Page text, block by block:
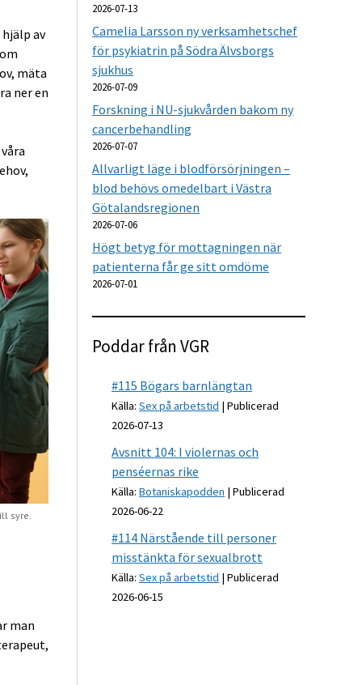
av
mäta
ner en
syre.
man
2026-07-13
Camelia Larsson ny verksamhetschef
för psykiatrin på Södra Älvsborgs
sjukhus
2026-07-09
Forskning i NU-sjukvården bakom ny
cancerbehandling
2026-07-07
Allvarligt läge i blodförsörjningen –
blod behövs omedelbart i Västra
Götalandsregionen
2026-07-06
Högt betyg för mottagningen när
patienterna får ge sitt omdöme
2026-07-01
Poddar från VGR
#115 Bögars barnlängtan
Källa:Sex på arbetstid
Publicerad
2026-07-13
Avsnitt 104: I violernas och
penséernas rike
Källa:Botaniskapodden
Publicerad
2026-06-22
#114 Närstående till personer
misstänkta för sexualbrott
Källa:Sex på arbetstid
Publicerad
2026-06-15